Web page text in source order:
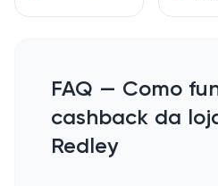
FAQ — Como
cashback da
Redley